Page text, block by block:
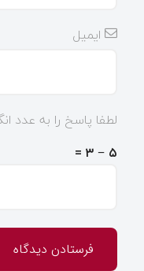
ایمیل
لطفا پاسخ را به عدد
۵ − ۳ =